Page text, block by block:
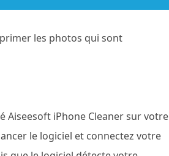
les photos qui sont
Aiseesoft iPhone Cleaner sur votre
le logiciel et connectez votre